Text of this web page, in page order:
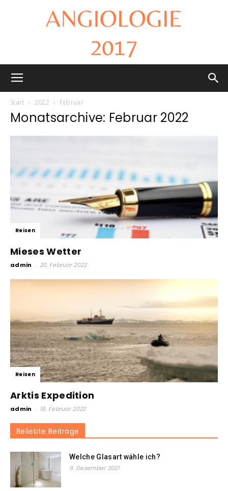
Start 2022 Februar
Monatsarchive: Februar 2022
Reisen
Mieses Wetter
admin - 20. Februar 2022
Reisen
Arktis Expedition
admin - 18. Februar 2022
Beliebte Beiträge
Welche Glasart wähle ich?
9. Dezember 2021